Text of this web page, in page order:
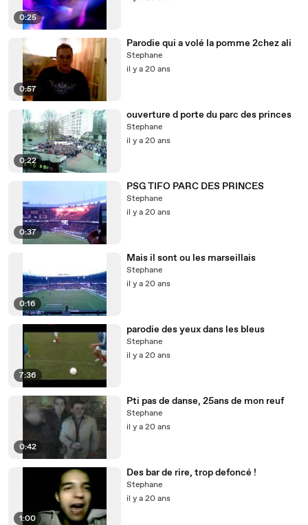
0:25
0:57
Parodie qui a volé la pomme 2chez ali
Stephane
il y a 20 ans
0:22
ouverture d porte du parc des princes
Stephane
il y a 20 ans
0:37
PSG TIFO PARC DES PRINCES
Stephane
il y a 20 ans
0:16
Mais il sont ou les marseillais
Stephane
il y a 20 ans
7:36
parodie des yeux dans les bleus
Stephane
il y a 20 ans
0:42
Pti pas de danse, 25ans de mon reuf
Stephane
il y a 20 ans
1:00
Des bar de rire, trop defoncé !
Stephane
il y a 20 ans